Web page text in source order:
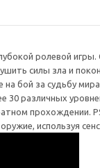
ролевой
силы зла и
бой за судьбу
30 различных
прохождении.
используя